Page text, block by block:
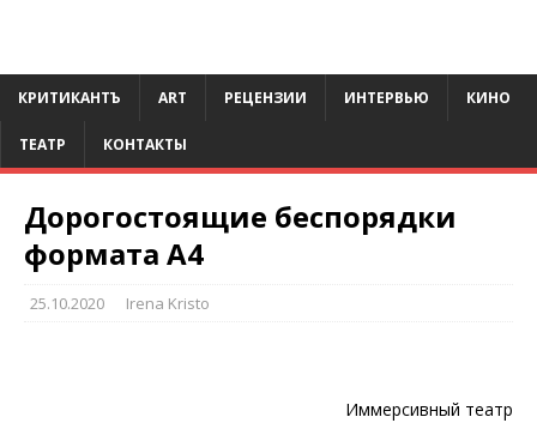
КРИТИКАНТЪ ART РЕЦЕНЗИИ ИНТЕРВЬЮ КИНО
ТЕАТР КОНТАКТЫ
Дорогостоящие беспорядки
формата А4
25.10.2020 Irena Kristo
Иммерсивный театр